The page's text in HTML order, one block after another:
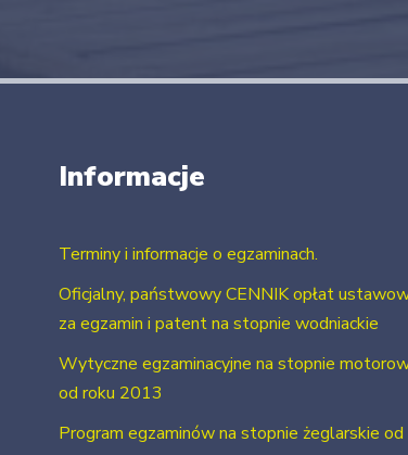
Informacje
Terminy i informacje o egzaminach.
Oficjalny, państwowy CENNIK opłat
za egzamin i patent na stopnie wodniackie
Wytyczne egzaminacyjne na stopnie
od roku 2013
Program egzaminów na stopnie żeglarskie od